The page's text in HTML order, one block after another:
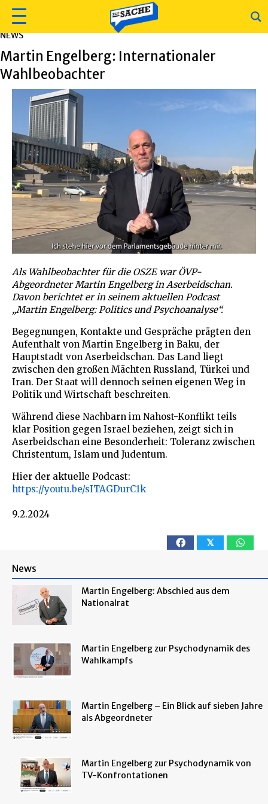
NEWS
Martin Engelberg: Internationaler
Wahlbeobachter
Als Wahlbeobachter für die OSZE war ÖVP-
Abgeordneter Martin Engelberg in Aserbeidschan.
Davon berichtet er in seinem aktuellen Podcast
„Martin Engelberg: Politics und Psychoanalyse“.
Begegnungen, Kontakte und Gespräche prägten den
Aufenthalt von Martin Engelberg in Baku, der
Hauptstadt von Aserbeidschan. Das Land liegt
zwischen den großen Mächten Russland, Türkei und
Iran. Der Staat will dennoch seinen eigenen Weg in
Politik und Wirtschaft beschreiten.
Während diese Nachbarn im Nahost-Konflikt teils
klar Position gegen Israel beziehen, zeigt sich in
Aserbeidschan eine Besonderheit: Toleranz zwischen
Christentum, Islam und Judentum.
Hier der aktuelle Podcast:
https://youtu.be/sITAGDurC1k
9.2.2024
𝕏
News
Martin Engelberg: Abschied aus dem
Nationalrat
Martin Engelberg zur Psychodynamik des
Wahlkampfs
Martin Engelberg – Ein Blick auf sieben Jahre
als Abgeordneter
Martin Engelberg zur Psychodynamik von
TV-Konfrontationen